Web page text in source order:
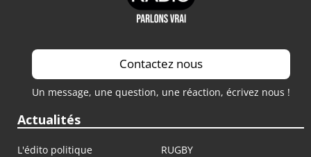
Contactez nous
Un message, une question, une réaction, écrivez nous !
Actualités
L'édito politique
RUGBY